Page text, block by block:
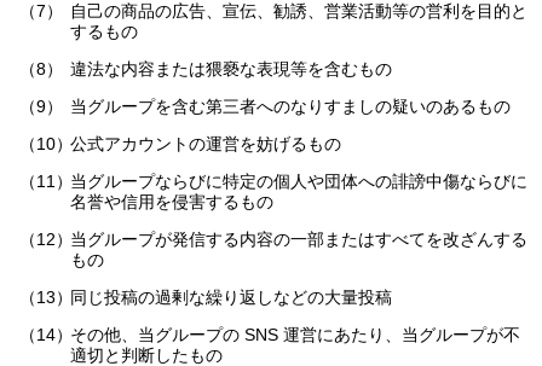
自己の商品の広告、宣伝、勧誘、営業活動等の営利を目的と
するもの
違法な内容または猥褻な表現等を含むもの
当グループを含む第三者へのなりすましの疑いのあるもの
公式アカウントの運営を妨げるもの
当グループならびに特定の個人や団体への誹謗中傷ならびに
名誉や信用を侵害するもの
当グループが発信する内容の一部またはすべてを改ざんする
もの
同じ投稿の過剰な繰り返しなどの大量投稿
その他、当グループの SNS 運営にあたり、当グループが不
適切と判断したもの